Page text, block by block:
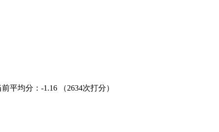
前平均分： -1.16 （2634次打分）